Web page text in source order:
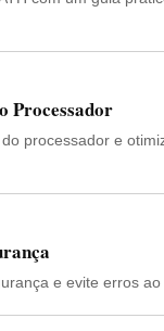
Processador
processador e
e evite erros